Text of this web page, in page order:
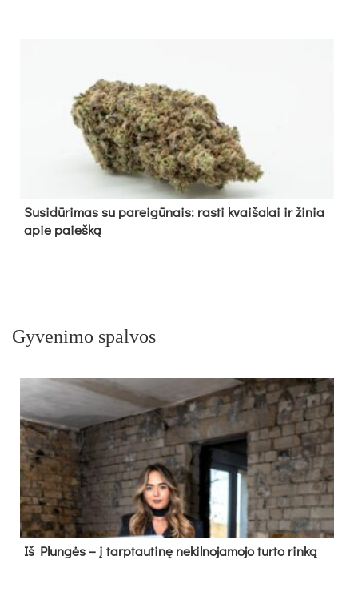
Su­si­dū­ri­mas su pa­rei­gū­nais: ras­ti kvai­ša­lai ir ži­nia
apie paieš­ką
Gyvenimo spalvos
Iš Plungės – į tarptautinę nekilnojamojo turto rinką